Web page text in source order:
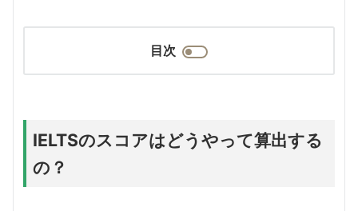
目次
IELTSのスコアはどうやって算出する
の？